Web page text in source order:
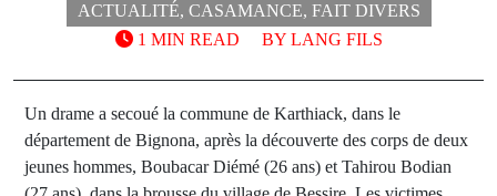
ACTUALITÉ, CASAMANCE, FAIT DIVERS
BY LANG FILS
1 MIN READ
Un drame a secoué la commune de Karthiack, dans le
département de Bignona, après la découverte des corps de deux
jeunes hommes, Boubacar Diémé (26 ans) et Tahirou Bodian